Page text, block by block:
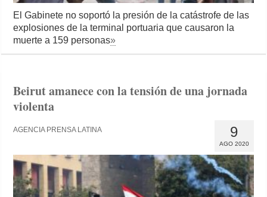
El Gabinete no soportó la presión de la catástrofe de las
explosiones de la terminal portuaria que causaron la
muerte a 159 personas»
Beirut amanece con la tensión de una jornada
violenta
9
AGO 2020
AGENCIA PRENSA LATINA